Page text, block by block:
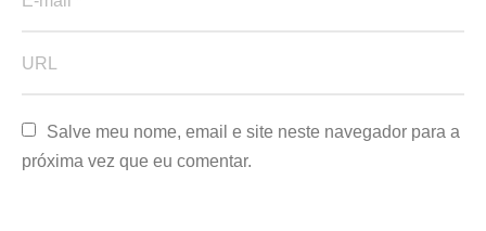
Salve meu nome, email e site neste navegador para a
próxima vez que eu comentar.